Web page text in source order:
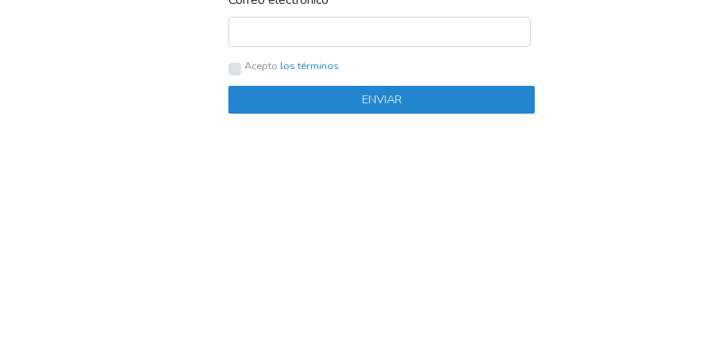
Acepto los términos
ENVIAR